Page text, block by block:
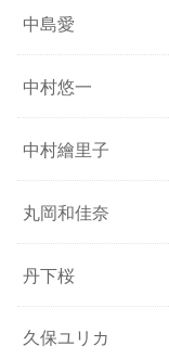
中島愛
中村悠一
中村繪里子
丸岡和佳奈
丹下桜
久保ユリカ